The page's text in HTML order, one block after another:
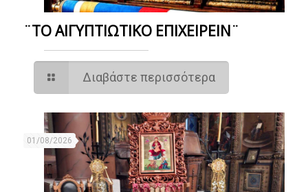
¨ΤΟ ΑΙΓΥΠΤΙΩΤΙΚΟ ΕΠΙΧΕΙΡΕΙΝ¨
Διαβάστε περισσότερα
01/08/2026